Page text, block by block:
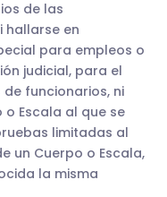
de las
hallarse en
para empleos o
judicial, para el
funcionarios, ni
Escala al que se
limitadas al
un Cuerpo o Escala,
la misma